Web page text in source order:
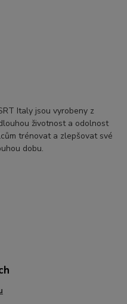
Italy jsou vyrobeny z
životnost a odolnost
trénovat a zlepšovat své
dobu.